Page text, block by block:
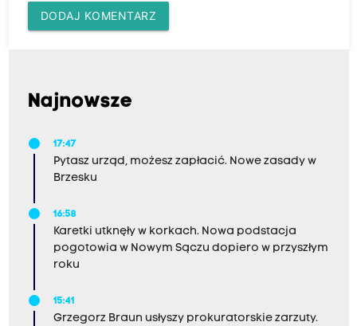
DODAJ KOMENTARZ
Najnowsze
17:47
Pytasz urząd, możesz zapłacić. Nowe zasady w
Brzesku
16:58
Karetki utknęły w korkach. Nowa podstacja
pogotowia w Nowym Sączu dopiero w przyszłym
roku
15:41
Grzegorz Braun usłyszy prokuratorskie zarzuty.